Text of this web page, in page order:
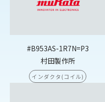
#B953AS-1R7N=P3
村田製作所
インダクタ(コイル)